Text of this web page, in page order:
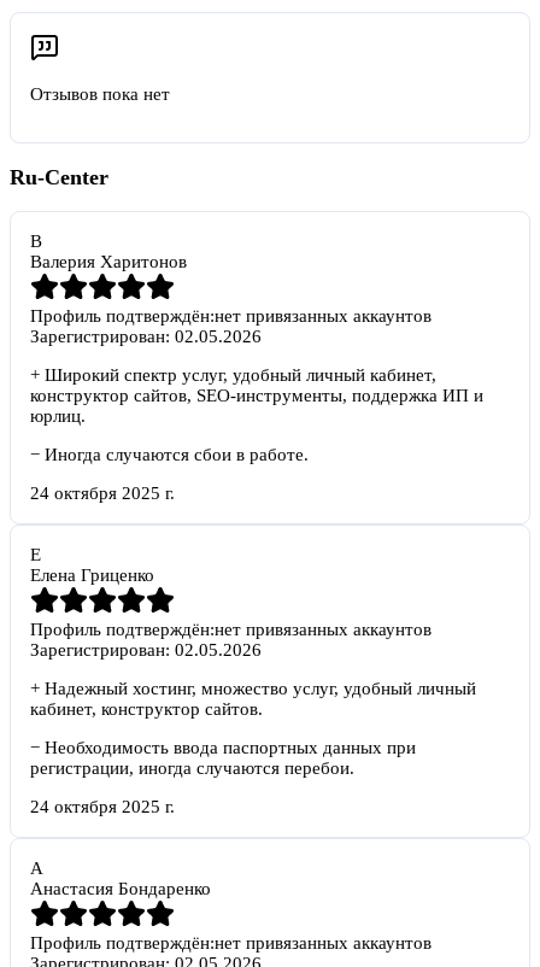
Отзывов пока нет
Ru-Center
В
Валерия Харитонов
Профиль подтверждён:нет привязанных аккаунтов
Зарегистрирован: 02.05.2026
+ Широкий спектр услуг, удобный личный кабинет,
конструктор сайтов, SEO-инструменты, поддержка ИП и
юрлиц.
− Иногда случаются сбои в работе.
24 октября 2025 г.
Е
Елена Гриценко
Профиль подтверждён:нет привязанных аккаунтов
Зарегистрирован: 02.05.2026
+ Надежный хостинг, множество услуг, удобный личный
кабинет, конструктор сайтов.
− Необходимость ввода паспортных данных при
регистрации, иногда случаются перебои.
24 октября 2025 г.
А
Анастасия Бондаренко
Профиль подтверждён:нет привязанных аккаунтов